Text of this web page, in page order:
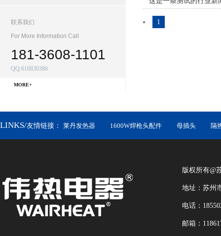
联系我们
For More Information Call
181-3608-1101
QQ:616830386
MORE+
1
LINKS/友情链接： 莱丹发热器 1600W焊枪头配件 母插头 隔
版权所有@
地址：苏州
电话：
邮箱：